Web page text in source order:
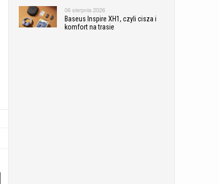
06 sierpnia 2026
Baseus Inspire XH1, czyli cisza i
komfort na trasie